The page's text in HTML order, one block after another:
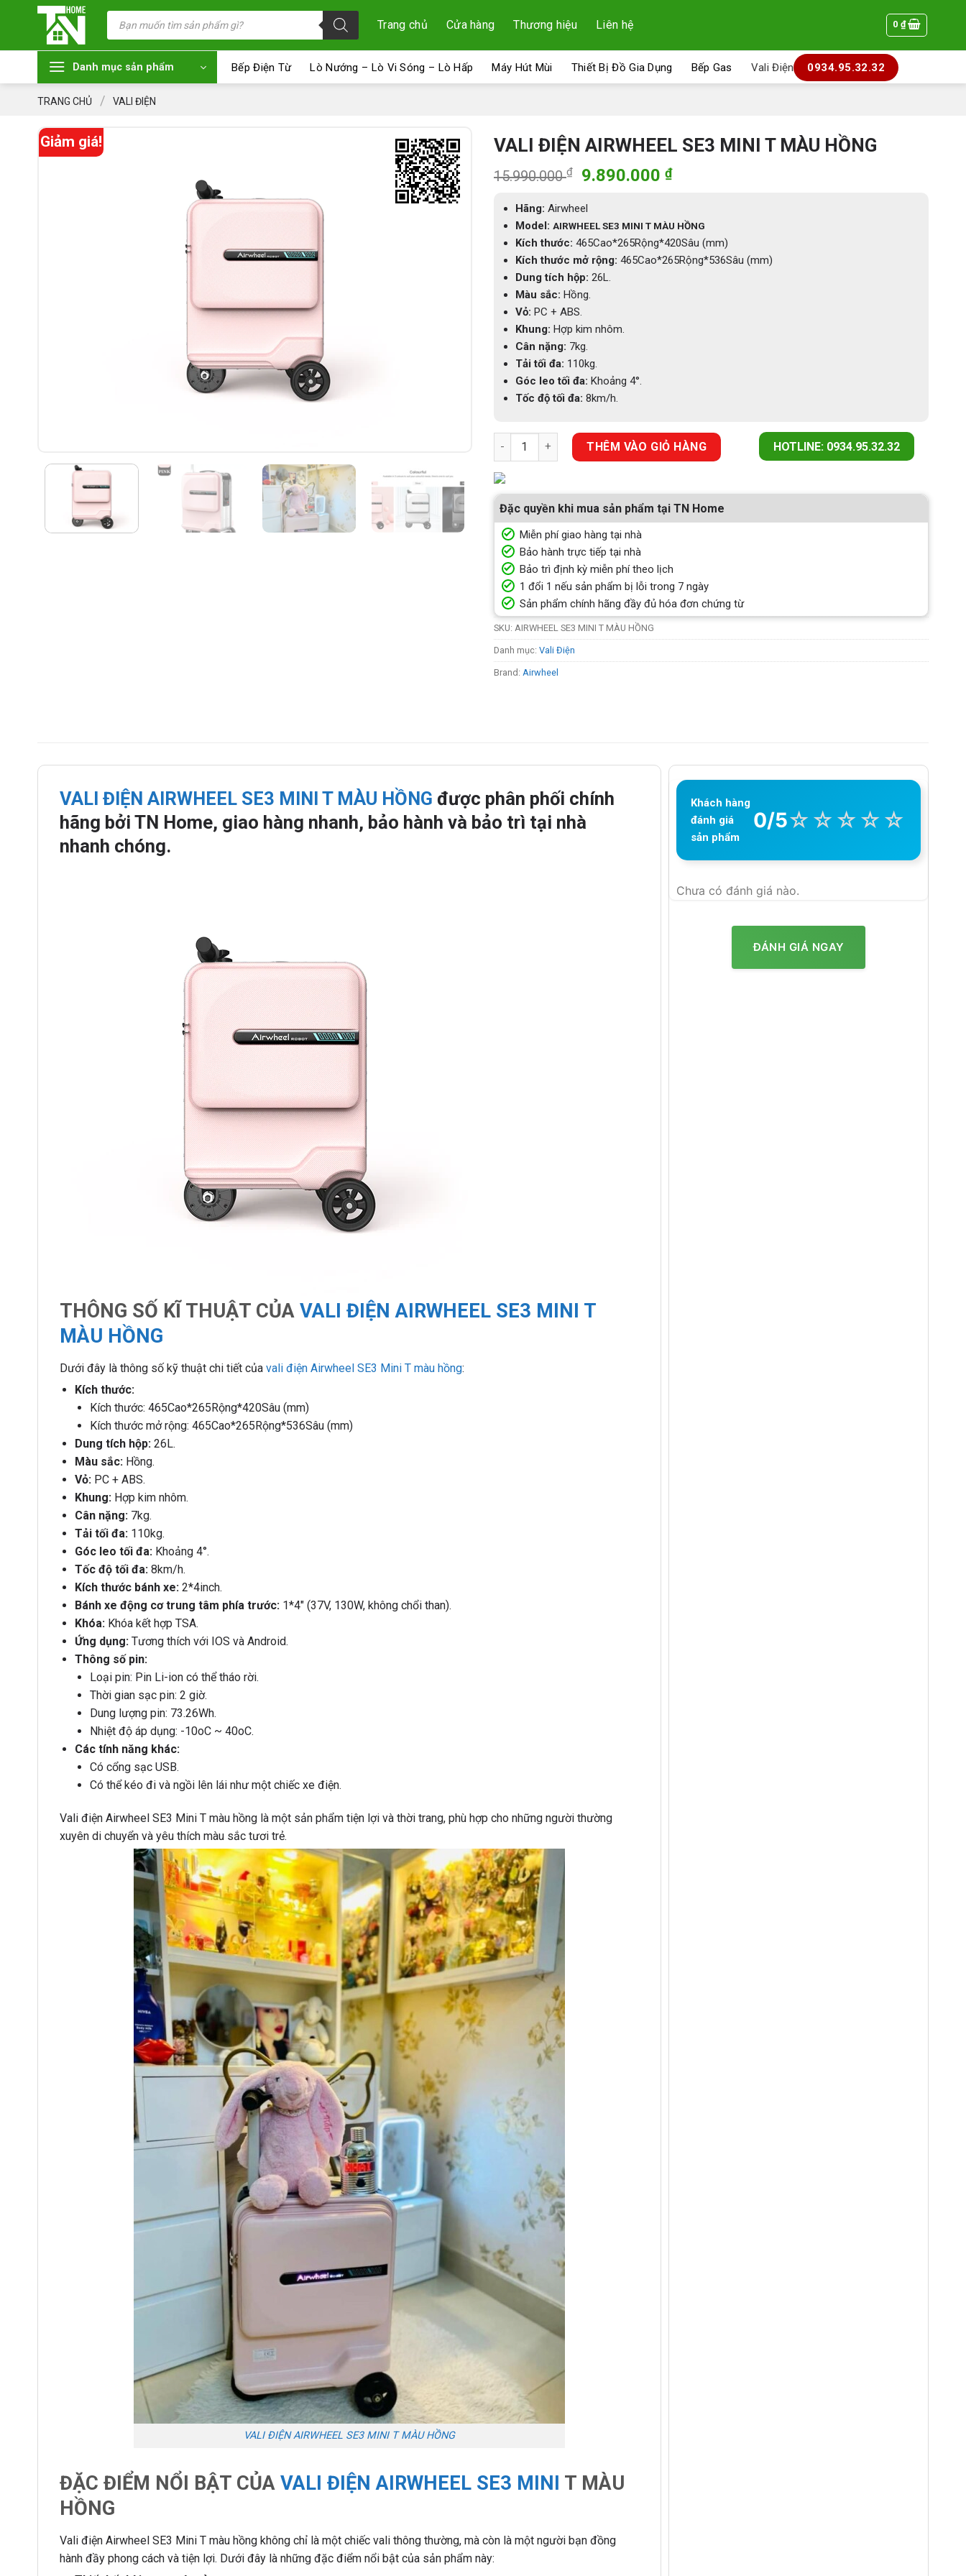
Tìm
kiếm
phẩm
Trang chủ Cửa hàng Thương hiệu Liên hệ 0 ₫
Danh mục sản phẩm Bếp Điện Từ Lò Nướng – Lò Vi Sóng – Lò Hấp Máy Hút Mùi Thiết Bị Đồ Gia Dụng Bếp Gas Vali Điện 0934.95.32.32
TRANG CHỦ / VALI ĐIỆN
Giảm giá! VALI ĐIỆN AIRWHEEL SE3 MINI T MÀU HỒNG
15.990.000₫
Giá
là:
15.990.000 ₫.
9.890.000 ₫Giá
là:
9.890.000 ₫.
Hãng: Airwheel
Model: AIRWHEEL SE3 MINI T MÀU HỒNG
Kích thước: 465Cao*265Rộng*420Sâu (mm)
Kích thước mở rộng: 465Cao*265Rộng*536Sâu (mm)
Dung tích hộp: 26L.
Màu sắc: Hồng.
Vỏ: PC + ABS.
Khung: Hợp kim nhôm.
Cân nặng: 7kg.
Tải tối đa: 110kg.
Góc leo tối đa: Khoảng 4°.
Tốc độ tối đa: 8km/h.
VALI ĐIỆN AIRWHEEL SE3 MINI T MÀU HỒNG số lượng
THÊM VÀO GIỎ HÀNG HOTLINE: 0934.95.32.32
Đặc quyền khi mua sản phẩm tại TN Home
Miễn phí giao hàng tại nhà
Bảo hành trực tiếp tại nhà
Bảo trì định kỳ miễn phí theo lịch
1 đổi 1 nếu sản phẩm bị lỗi trong 7 ngày
Sản phẩm chính hãng đầy đủ hóa đơn chứng từ
SKU: AIRWHEEL SE3 MINI T MÀU HỒNG
Danh mục: Vali Điện
Brand: Airwheel
VALI ĐIỆN AIRWHEEL SE3 MINI T MÀU HỒNG được phân phối chính
hãng bởi TN Home, giao hàng nhanh, bảo hành và bảo trì tại nhà
nhanh chóng.
THÔNG SỐ KĨ THUẬT CỦA VALI ĐIỆN AIRWHEEL SE3 MINI T
MÀU HỒNG
Dưới đây là thông số kỹ thuật chi tiết của vali điện Airwheel SE3 Mini T màu hồng:
Kích thước:
Kích thước: 465Cao*265Rộng*420Sâu (mm)
Kích thước mở rộng: 465Cao*265Rộng*536Sâu (mm)
Dung tích hộp:26L.
Màu sắc:Hồng.
Vỏ:PC + ABS.
Khung:Hợp kim nhôm.
Cân nặng:7kg.
Tải tối đa:110kg.
Góc leo tối đa:Khoảng4°.
Tốc độ tối đa:8km/h.
Kích thước bánh xe:2*4inch.
Bánh xe động cơ trung tâm phía trước:1*4″ (37V, 130W, không chổi than).
Khóa:Khóa kết hợp TSA.
Ứng dụng:Tương thích với IOS và Android.
Thông số pin:
Loại pin: Pin Li-ion có thể tháo rời.
Thời gian sạc pin: 2 giờ.
Dung lượng pin: 73.26Wh.
Nhiệt độ áp dụng: -10oC ~ 40oC.
Các tính năng khác:
Có cổng sạc USB.
Có thể kéo đi và ngồi lên lái như một chiếc xe điện.
Vali điện Airwheel SE3 Mini T màu hồng là một sản phẩm tiện lợi và thời trang, phù hợp cho những người thường
xuyên di chuyển và yêu thích màu sắc tươi trẻ.
VALI ĐIỆN AIRWHEEL SE3 MINI T MÀU HỒNG
ĐẶC ĐIỂM NỔI BẬT CỦA VALI ĐIỆN AIRWHEEL SE3 MINI T MÀU
HỒNG
Vali điện Airwheel SE3 Mini T màu hồng không chỉ là một chiếc vali thông thường, mà còn là một người bạn đồng
hành đầy phong cách và tiện lợi. Dưới đây là những đặc điểm nổi bật của sản phẩm này:
Khách hàng
đánh giá
sản phẩm
0/5☆ ☆ ☆ ☆ ☆
Chưa có đánh giá nào.
ĐÁNH GIÁ NGAY